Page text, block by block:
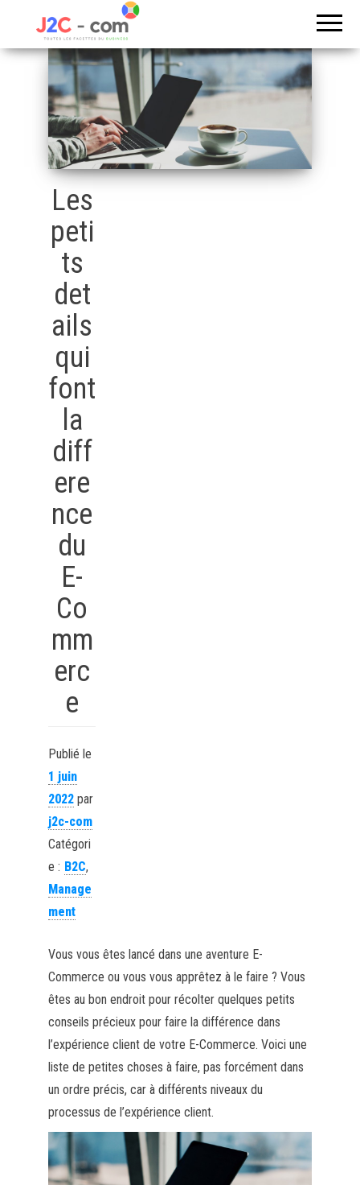
Les
peti
ts
det
ails
qui
font
la
diff
ere
nce
du
E-
Co
mm
erc
e
Publié le
1 juin
2022par
j2c-com
Catégori
e : B2C,
Manage
ment
Vous vous êtes lancé dans une aventure E-
Commerce ou vous vous apprêtez à le faire ? Vous
êtes au bon endroit pour récolter quelques petits
conseils précieux pour faire la différence dans
l’expérience client de votre E-Commerce. Voici une
liste de petites choses à faire, pas forcément dans
un ordre précis, car à différents niveaux du
processus de l’expérience client.